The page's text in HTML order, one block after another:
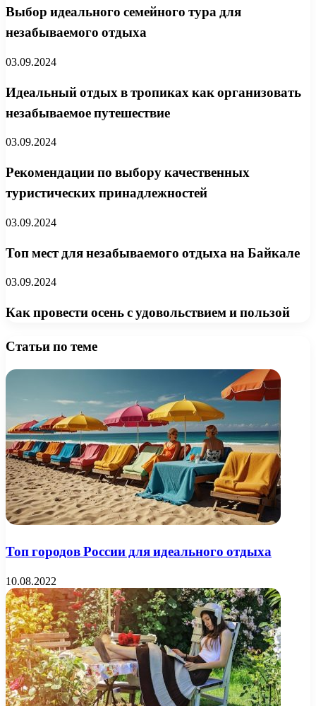
Выбор идеального семейного тура для
незабываемого отдыха
03.09.2024
Идеальный отдых в тропиках как организовать
незабываемое путешествие
03.09.2024
Рекомендации по выбору качественных
туристических принадлежностей
03.09.2024
Топ мест для незабываемого отдыха на Байкале
03.09.2024
Как провести осень с удовольствием и пользой
Статьи по теме
Топ городов России для идеального отдыха
10.08.2022